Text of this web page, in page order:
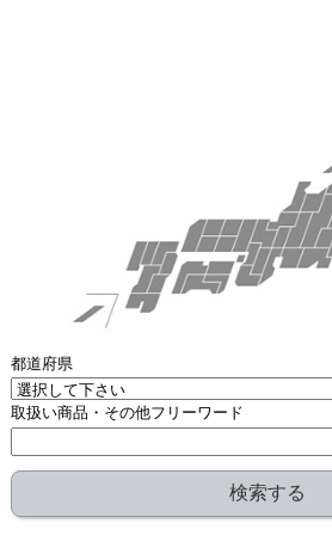
都道府県
取扱い商品・その他フリーワード